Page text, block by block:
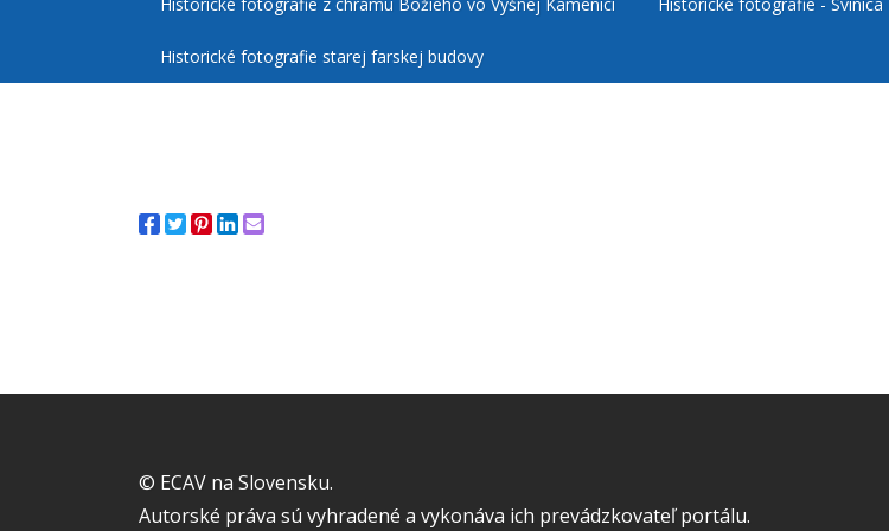
Historické fotografie starej farskej budovy
© ECAV na Slovensku.
Autorské práva sú vyhradené a vykonáva ich prevádzkovateľ portálu.